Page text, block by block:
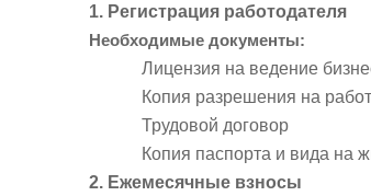
1. Регистрация работодателя
Необходимые документы:
Лицензия на ведение
Копия разрешения на
Трудовой договор
Копия паспорта и вида на
2. Ежемесячные взносы